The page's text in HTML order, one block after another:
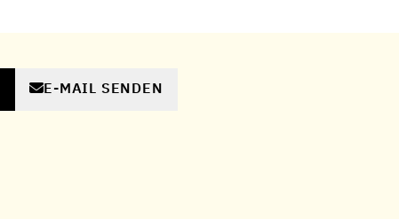
E-MAIL SENDEN